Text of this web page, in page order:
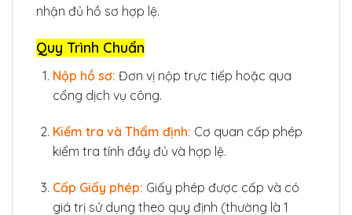
nhận đủ hồ sơ hợp lệ.
Quy Trình Chuẩn
Nộp hồ sơ: Đơn vị nộp trực tiếp hoặc qua
cổng dịch vụ công.
Kiểm tra và Thẩm định: Cơ quan cấp phép
kiểm tra tính đầy đủ và hợp lệ.
Cấp Giấy phép: Giấy phép được cấp và có
giá trị sử dụng theo quy định (thường là 1